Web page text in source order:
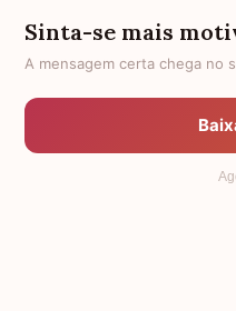
Lembre-se que você
Ilumine você mesmo o
E agradeça sempre a
Sinta-se mais
A mensagem certa chega no